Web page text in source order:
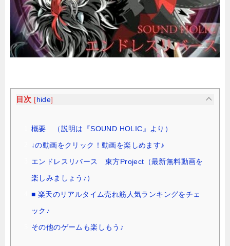
目次 [ hide]
概要 （説明は『SOUND HOLIC』より）
↓の動画をクリック！動画を楽しめます♪
エンドレスリバース 東方Project（最新無料動画を
楽しみましょう♪）
■ 楽天のリアルタイム売れ筋人気ランキングをチェ
ック♪
その他のゲームも楽しもう♪